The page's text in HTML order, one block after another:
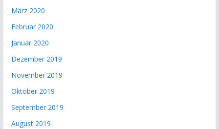
März 2020
Februar 2020
Januar 2020
Dezember 2019
November 2019
Oktober 2019
September 2019
August 2019